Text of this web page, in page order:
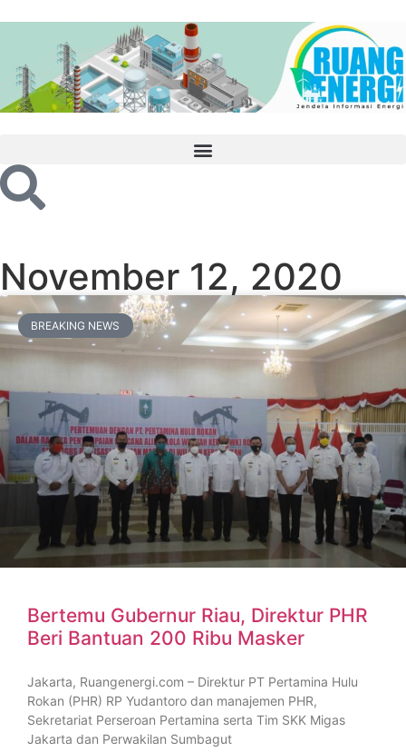
November 12, 2020
BREAKING NEWS
Bertemu Gubernur Riau, Direktur PHR
Beri Bantuan 200 Ribu Masker
Jakarta, Ruangenergi.com – Direktur PT Pertamina Hulu
Rokan (PHR) RP Yudantoro dan manajemen PHR,
Sekretariat Perseroan Pertamina serta Tim SKK Migas
Jakarta dan Perwakilan Sumbagut